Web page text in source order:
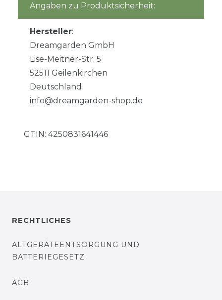
Angaben zu Produktsicherheit:
Hersteller:
Dreamgarden GmbH
Lise-Meitner-Str. 5
52511 Geilenkirchen
Deutschland
info@dreamgarden-shop.de
GTIN: 4250831641446
RECHTLICHES
ALTGERÄTEENTSORGUNG UND
BATTERIEGESETZ
AGB